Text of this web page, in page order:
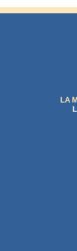
LA